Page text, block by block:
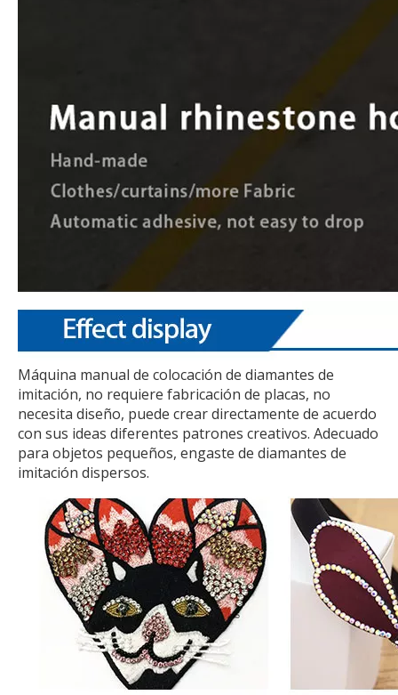
Máquina manual de colocación de diamantes de
imitación, no requiere fabricación de placas, no
necesita diseño, puede crear directamente de acuerdo
con sus ideas diferentes patrones creativos. Adecuado
para objetos pequeños, engaste de diamantes de
imitación dispersos.